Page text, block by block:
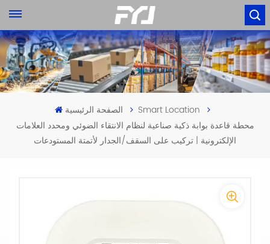
الصفحة الرئيسية
Smart Location
محطة قاعدة بوابة ذكية صناعية لنظام الانتقاء الضوئي ومحدد العلامات
الإلكترونية | تركيب على السقف/الجدار لأتمتة المستودعات